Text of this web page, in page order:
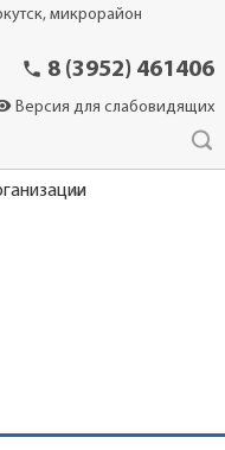
микрорайон
phone 8 (3952) 461406
Версия для слабовидящих